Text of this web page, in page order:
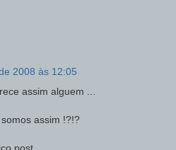
2008 às 12:05
assim alguem ...
assim !?!?
post